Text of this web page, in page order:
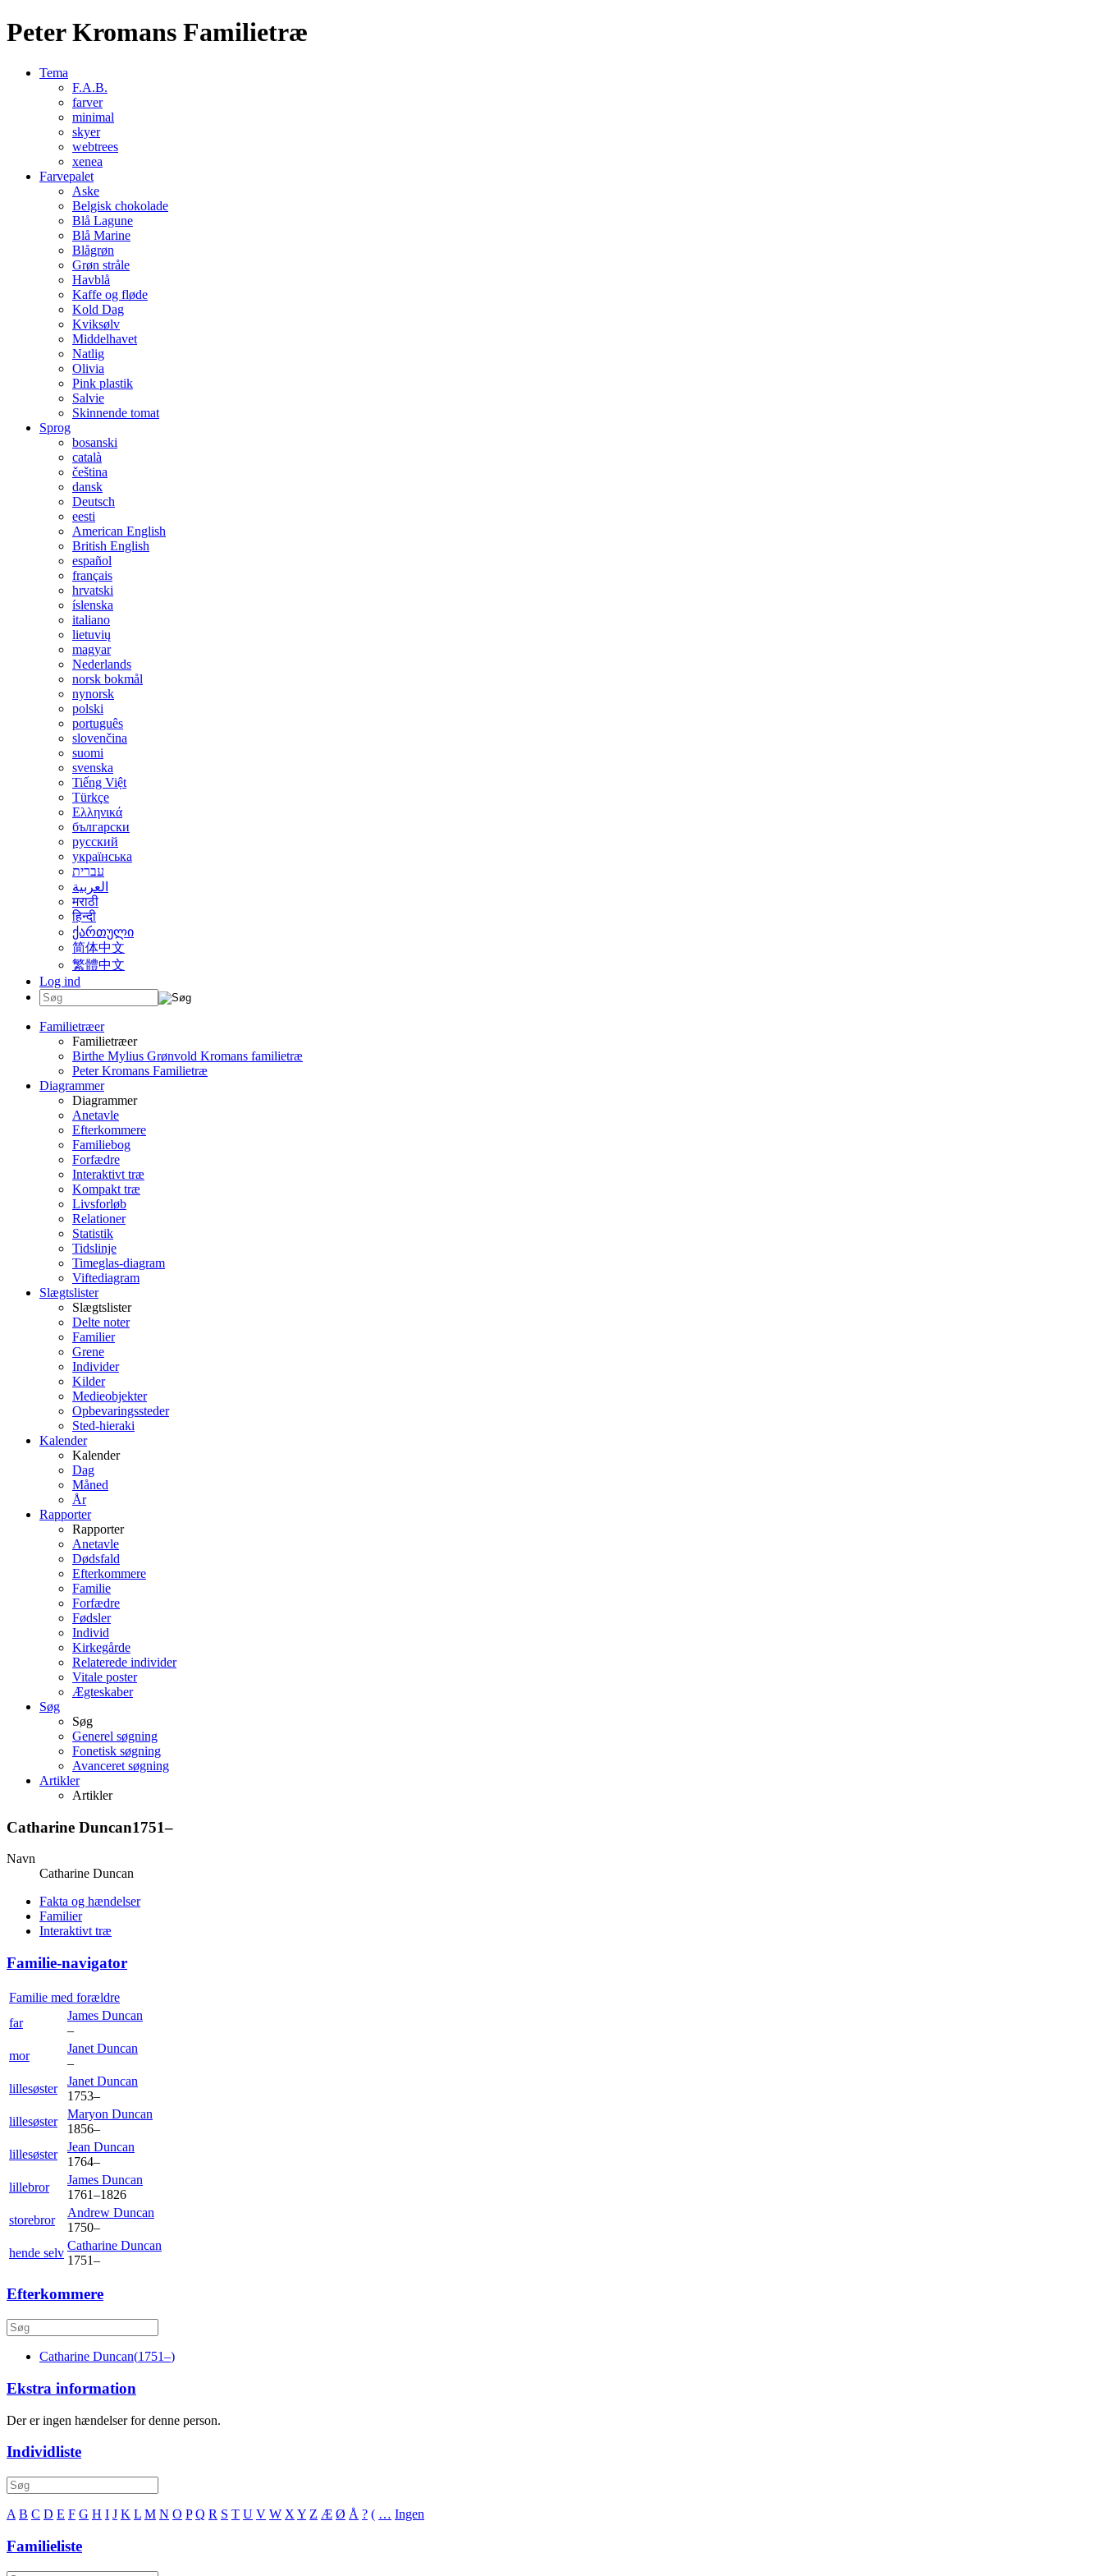
Peter Kromans Familietræ
Tema
F.A.B.
farver
minimal
skyer
webtrees
xenea
Farvepalet
Aske
Belgisk chokolade
Blå Lagune
Blå Marine
Blågrøn
Grøn stråle
Havblå
Kaffe og fløde
Kold Dag
Kviksølv
Middelhavet
Natlig
Olivia
Pink plastik
Salvie
Skinnende tomat
Sprog
bosanski
català
čeština
dansk
Deutsch
eesti
American English
British English
español
français
hrvatski
íslenska
italiano
lietuvių
magyar
Nederlands
norsk bokmål
nynorsk
polski
português
slovenčina
suomi
svenska
Tiếng Việt
Türkçe
Ελληνικά
български
русский
українська
עברית
العربية
मराठी
हिन्दी
ქართული
简体中文
繁體中文
Log ind
Familietræer
Familietræer
Birthe Mylius Grønvold Kromans familietræ
Peter Kromans Familietræ
Diagrammer
Diagrammer
Anetavle
Efterkommere
Familiebog
Forfædre
Interaktivt træ
Kompakt træ
Livsforløb
Relationer
Statistik
Tidslinje
Timeglas-diagram
Viftediagram
Slægtslister
Slægtslister
Delte noter
Familier
Grene
Individer
Kilder
Medieobjekter
Opbevaringssteder
Sted-hieraki
Kalender
Kalender
Dag
Måned
År
Rapporter
Rapporter
Anetavle
Dødsfald
Efterkommere
Familie
Forfædre
Fødsler
Individ
Kirkegårde
Relaterede individer
Vitale poster
Ægteskaber
Søg
Søg
Generel søgning
Fonetisk søgning
Avanceret søgning
Artikler
Artikler
Catharine Duncan1751–
Navn
Catharine Duncan
Fakta og hændelser
Familier
Interaktivt træ
Familie-navigator
Familie med forældre
far
James Duncan
–
mor
Janet Duncan
–
lillesøster
Janet Duncan
1753–
lillesøster
Maryon Duncan
1856–
lillesøster
Jean Duncan
1764–
lillebror
James Duncan
1761–1826
storebror
Andrew Duncan
1750–
hende selv
Catharine Duncan
1751–
Efterkommere
Catharine Duncan(1751–)
Ekstra information
Der er ingen hændelser for denne person.
Individliste
A B C D E F G H I J K L M N O P Q R S T U V W X Y Z Æ Ø Å ? ( … Ingen
Familieliste